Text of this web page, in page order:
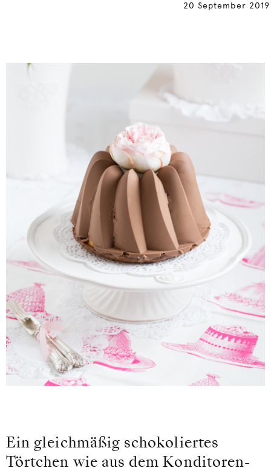
20 September 2019
Ein gleichmäßig schokoliertes
Törtchen wie aus dem Konditoren-